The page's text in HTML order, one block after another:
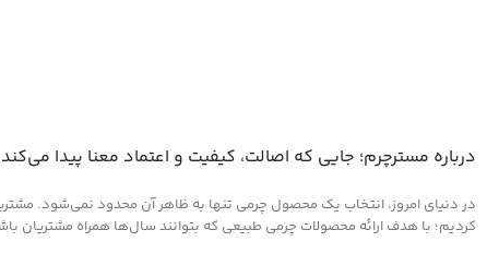
درباره مسترچرم؛ جایی که اصالت، کیفیت و اعتماد معنا پیدا می‌کند
در دنیای امروز، انتخاب یک محصول چرمی تنها به ظاهر آن محدود نمی‌شود.
کردیم؛ با هدف ارائه محصولات چرمی طبیعی که بتوانند سال‌ها همراه مشتریان